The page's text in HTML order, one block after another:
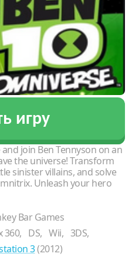
игру
join Ben Tennyson on an
the universe! Transform
sinister villains, and solve
Unleash your hero
Bar Games
360, DS, Wii, 3DS,
3(2012)